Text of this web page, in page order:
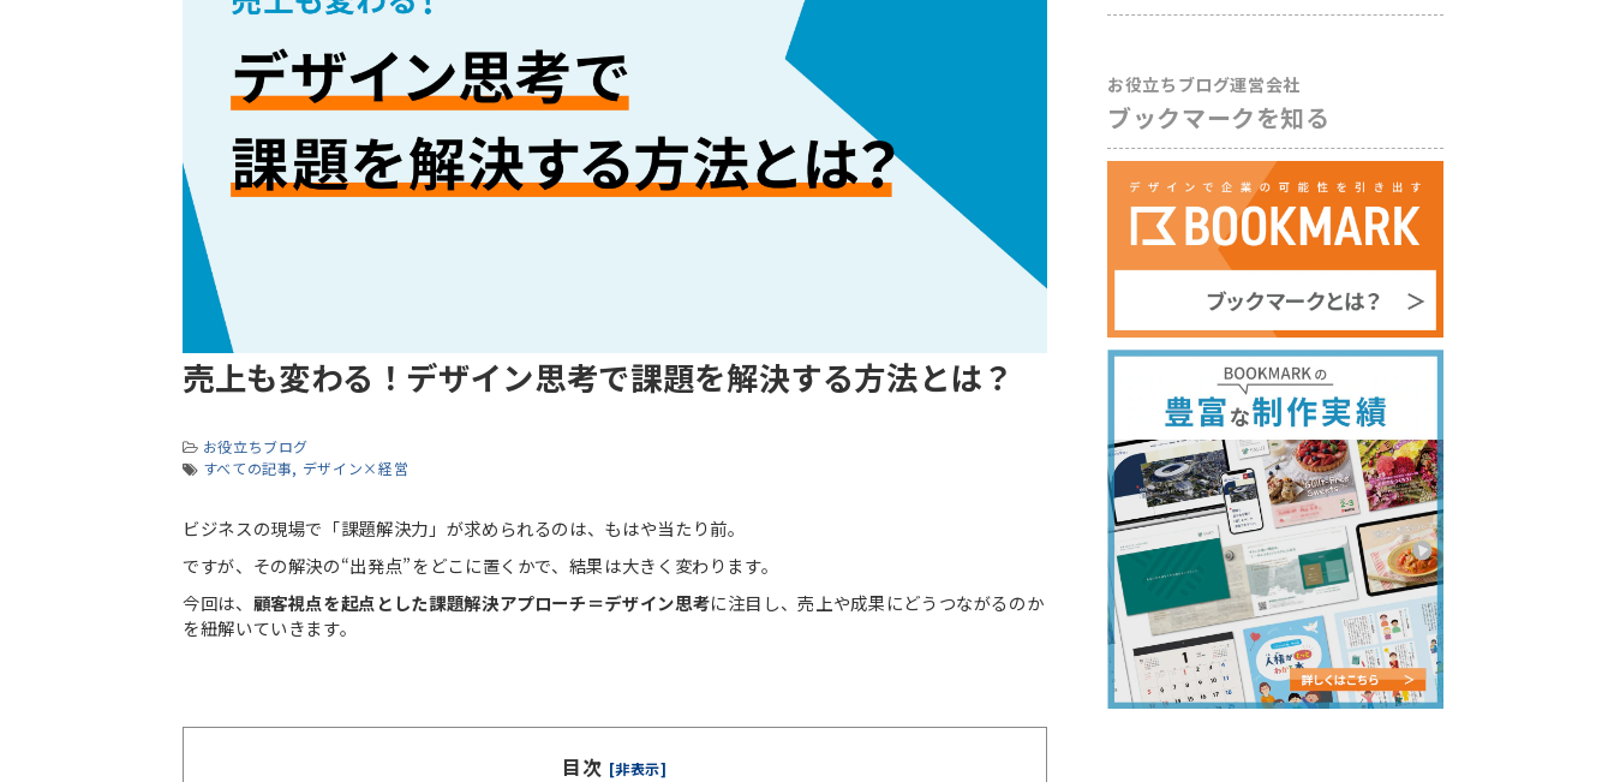
売上も変わる！デザイン思考で課題を解決する方法とは？
お役立ちブログ
すべての記事
デザイン×経営
ビジネスの現場で「課題解決力」が求められるのは、もはや当たり前。
ですが、その解決の“出発点”をどこに置くかで、結果は大きく変わります。
今回は、 顧客視点を起点とした課題解決アプローチ＝デザイン思考に注目し、売上や成果にどうつながるのか
を紐解いていきます。
目次 [非表示]
お役立ちブログ運営会社
ブックマークを知る